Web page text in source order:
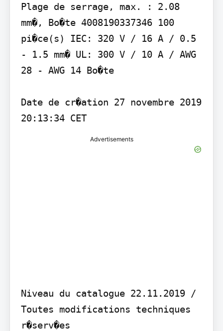
Plage de serrage, max. : 2.08
mm�, Bo�te 4008190337346 100
pi�ce(s) IEC: 320 V / 16 A / 0.5
- 1.5 mm� UL: 300 V / 10 A / AWG
28 - AWG 14 Bo�te
Date de cr�ation 27 novembre 2019
20:13:34 CET
Advertisements
Niveau du catalogue 22.11.2019 /
Toutes modifications techniques
r�serv�es